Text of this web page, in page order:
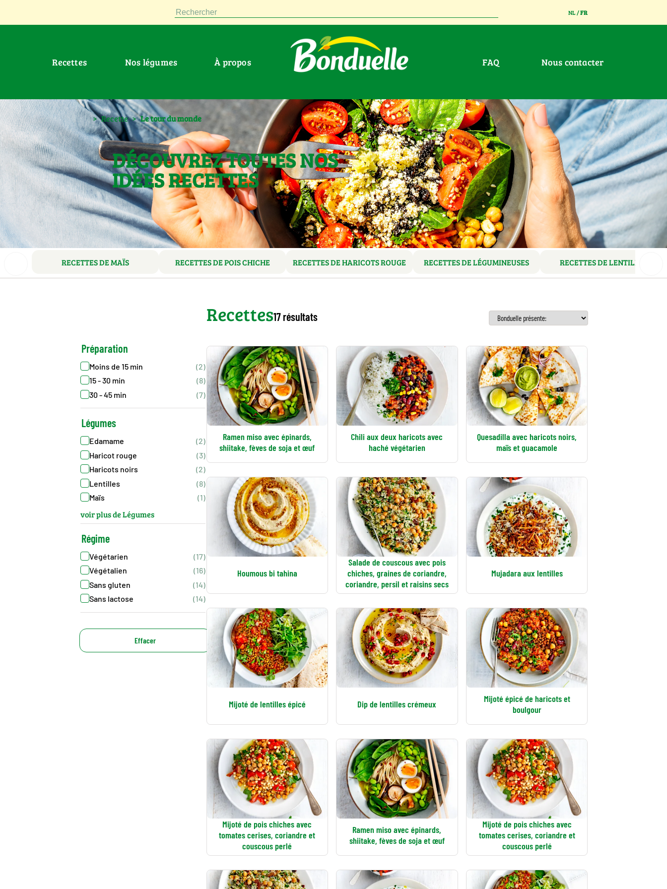
Rechercher NL /FR
Recettes Nos légumes À propos FAQ Nous contacter
> Recette > Le tour du monde
DÉCOUVREZ TOUTES NOS
IDÉES RECETTES
RECETTES DE MAÏS RECETTES DE POIS CHICHE RECETTES DE HARICOTS ROUGE RECETTES DE LÉGUMINEUSES RECETTES DE LENTILLES
Recettes17 résultats
Préparation
Moins de 15 min
(2)
15 - 30 min
(8)
30 - 45 min
(7)
Légumes
Edamame
(2)
Haricot rouge
(3)
Haricots noirs
(2)
Lentilles
(8)
Maïs
(1)
voir plus de Légumes
Régime
Végétarien
(17)
Végétalien
(16)
Sans gluten
(14)
Sans lactose
(14)
Effacer
Ramen miso avec épinards,
shiitake, fèves de soja et œuf
Chili aux deux haricots avec
haché végétarien
Quesadilla avec haricots noirs,
maïs et guacamole
Houmous bi tahina
Salade de couscous avec pois
chiches, graines de coriandre,
coriandre, persil et raisins secs
Mujadara aux lentilles
Mijoté de lentilles épicé Dip de lentilles crémeux
Mijoté épicé de haricots et
boulgour
Mijoté de pois chiches avec
tomates cerises, coriandre et
couscous perlé
Ramen miso avec épinards,
shiitake, fèves de soja et œuf
Mijoté de pois chiches avec
tomates cerises, coriandre et
couscous perlé